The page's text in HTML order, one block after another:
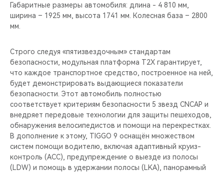
Габаритные размеры автомобиля: длина - 4 810 мм,
ширина – 1925 мм, высота 1741 мм. Колесная база – 2800
мм.
Строго следуя «пятизвездочным» стандартам
безопасности, модульная платформа T2X гарантирует,
что каждое транспортное средство, построенное на ней,
будет демонстрировать выдающиеся показатели
безопасности. Этот автомобиль полностью
соответствует критериям безопасности 5 звезд CNCAP и
внедряет передовые технологии для защиты пешеходов,
обнаружения велосипедистов и помощи на перекрестках.
В дополнение к этому, TIGGO 9 оснащён множеством
систем помощи водителю, включая адаптивный круиз-
контроль (ACC), предупреждение о выезде из полосы
(LDW) и помощь в удержании полосы (LKA), панорамный